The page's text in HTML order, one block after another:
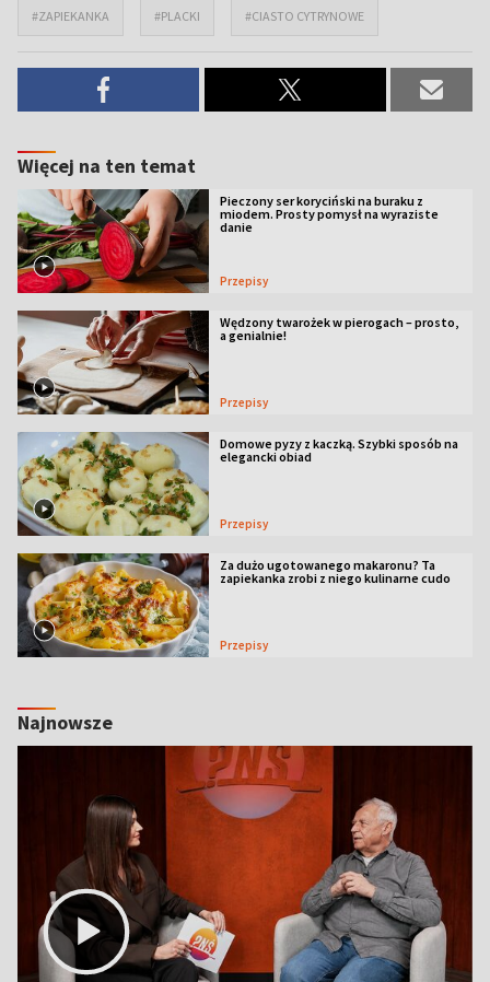
#ZAPIEKANKA #PLACKI #CIASTO CYTRYNOWE
Więcej na ten temat
Pieczony ser koryciński na buraku z
miodem. Prosty pomysł na wyraziste
danie
Przepisy
Wędzony twarożek w pierogach – prosto,
a genialnie!
Przepisy
Domowe pyzy z kaczką. Szybki sposób na
elegancki obiad
Przepisy
Za dużo ugotowanego makaronu? Ta
zapiekanka zrobi z niego kulinarne cudo
Przepisy
Najnowsze